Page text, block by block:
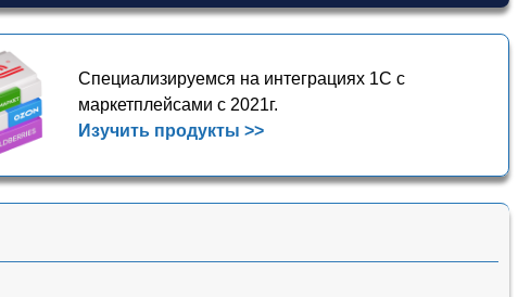
Специализируемся на интеграциях 1С с
маркетплейсами с 2021г.
Изучить продукты >>